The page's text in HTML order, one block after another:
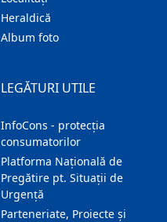
Heraldică
Album foto
LEGĂTURI UTILE
InfoCons - protecția
consumatorilor
Platforma Națională de
Pregătire pt. Situații de
Urgență
Parteneriate, Proiecte și